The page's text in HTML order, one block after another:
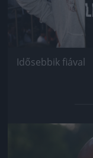
Idősebbik fiával